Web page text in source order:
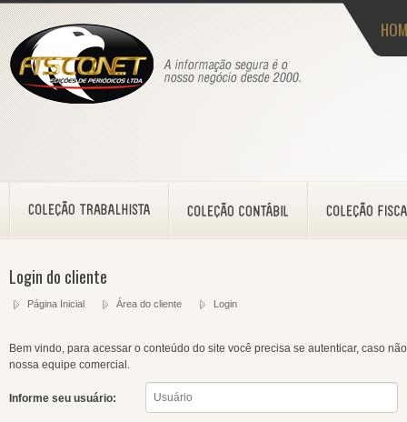
Login do cliente
Página Inicial Área do cliente Login
Bem vindo, para acessar o conteúdo do site você precisa se autenticar, caso
nossa equipe comercial.
Informe seu usuário: